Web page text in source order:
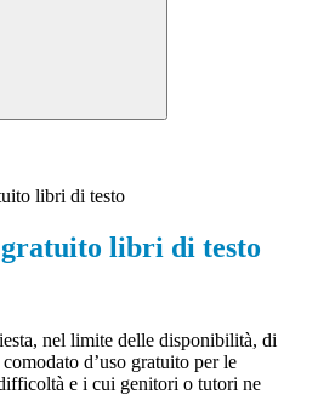
libri di testo
libri di testo
nel limite delle disponibilità, di
d’uso gratuito per le
e i cui genitori o tutori ne